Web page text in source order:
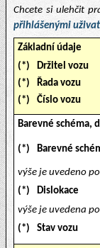
Chcete si ulehčit
přihlášenými
Základní údaje
(*)
Držitel vozu
(*)
Řada vozu
(*)
Číslo vozu
Barevné schéma,
(*) Barevné
výše je uvedeno
(*)
Dislokace
výše je uvedena
(*)
Stav vozu